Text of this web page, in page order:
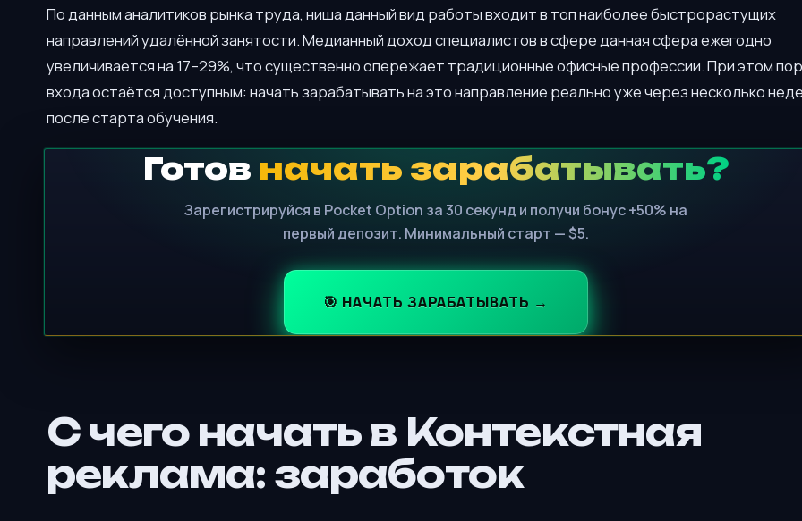
По данным аналитиков рынка труда, ниша данный вид работы входит в топ наиболее быстрорастущих
направлений удалённой занятости. Медианный доход специалистов в сфере данная сфера ежегодно
увеличивается на 17–29%, что существенно опережает традиционные офисные профессии. При этом
входа остаётся доступным: начать зарабатывать на это направление реально уже через несколько
после старта обучения.
Готов начать зарабатывать?
Зарегистрируйся в Pocket Option за 30 секунд и получи бонус +50% на
первый депозит. Минимальный старт — $5.
🎯 НАЧАТЬ ЗАРАБАТЫВАТЬ →
С чего начать в Контекстная
реклама: заработок